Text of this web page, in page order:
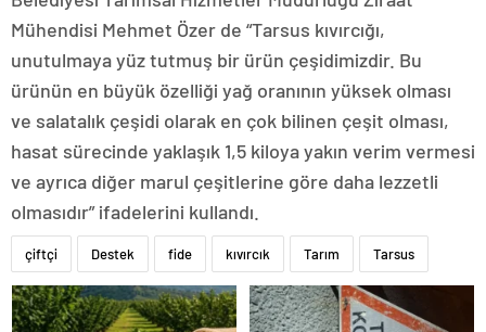
Mühendisi Mehmet Özer de “Tarsus kıvırcığı,
unutulmaya yüz tutmuş bir ürün çeşidimizdir. Bu
ürünün en büyük özelliği yağ oranının yüksek olması
ve salatalık çeşidi olarak en çok bilinen çeşit olması,
hasat sürecinde yaklaşık 1,5 kiloya yakın verim vermesi
ve ayrıca diğer marul çeşitlerine göre daha lezzetli
olmasıdır” ifadelerini kullandı.
çiftçi Destek fide kıvırcık Tarım Tarsus